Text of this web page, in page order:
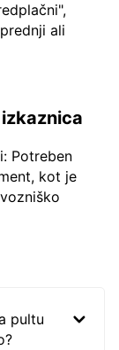
ali
Potreben
kot je
pultu